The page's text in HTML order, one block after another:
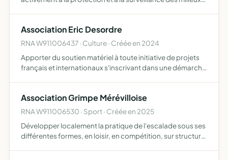
Association Eric Desordre
RNA W911006437 · Culture · Créée en 2024
Apporter du soutien matériel à toute initiative de projets
français et internationaux s'inscrivant dans une démarche
Association Grimpe Mérévilloise
RNA W911006530 · Sport · Créée en 2025
Développer localement la pratique de l'escalade sous ses
différentes formes, en loisir, en compétition, sur structure